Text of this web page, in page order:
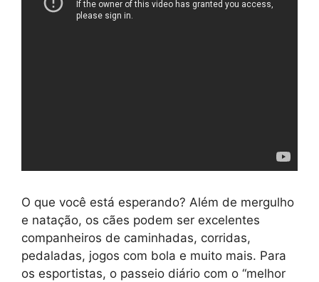
O que você está esperando? Além de mergulho
e natação, os cães podem ser excelentes
companheiros de caminhadas, corridas,
pedaladas, jogos com bola e muito mais. Para
os esportistas, o passeio diário com o “melhor